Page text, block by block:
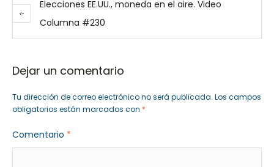
Elecciones EE.UU., moneda en el aire. Video
Columna #230
Dejar un comentario
Tu dirección de correo electrónico no será publicada. Los campos
obligatorios están marcados con *
Comentario *